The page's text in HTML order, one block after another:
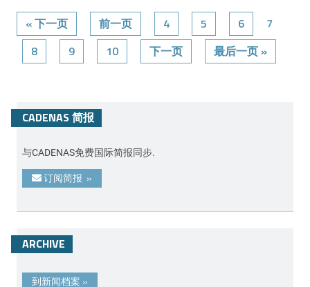
« 下一页 前一页 4 5 6
7
8
9 10 下一页 最后一页 »
CADENAS 简报
与CADENAS免费国际简报同步.
订阅简报 »
ARCHIVE
到新闻档案 »